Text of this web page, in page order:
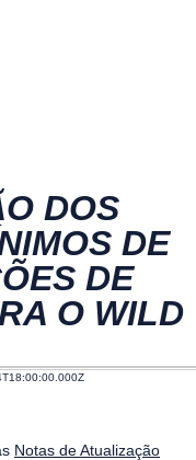
DOS
DE
DE
O WILD
Notas de Atualização